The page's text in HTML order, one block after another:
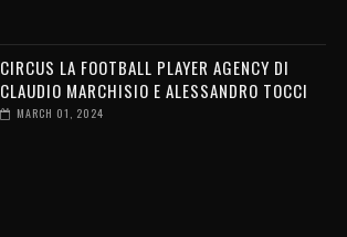
CIRCUS LA FOOTBALL PLAYER AGENCY DI
CLAUDIO MARCHISIO E ALESSANDRO TOCCI
MARCH 01, 2024